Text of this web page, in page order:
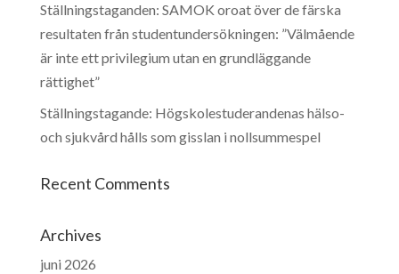
Ställningstaganden: SAMOK oroat över de färska
resultaten från studentundersökningen: ”Välmående
är inte ett privilegium utan en grundläggande
rättighet”
Ställningstagande: Högskolestuderandenas hälso-
och sjukvård hålls som gisslan i nollsummespel
Recent Comments
Archives
juni 2026